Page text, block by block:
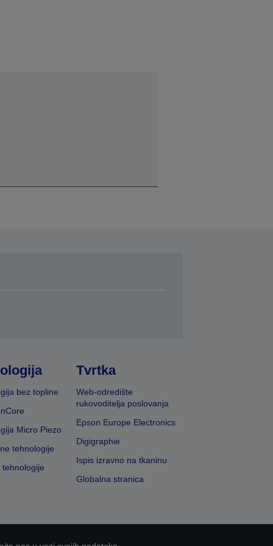
bez topline
Micro Piezo
tehnologije
tehnologije
Tvrtka
Web-odredište
rukovoditelja poslovanja
Epson Europe Electronics
Digigraphie
Ispis izravno na tkaninu
Globalna stranica